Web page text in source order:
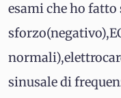
esami che ho fatto
sinusale di